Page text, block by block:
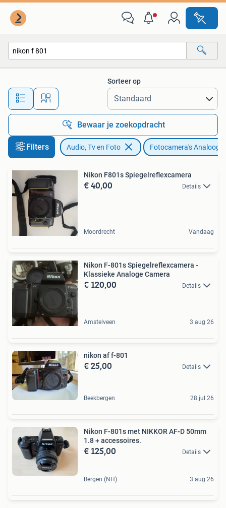
Alle afstanden…
Sorteer op
Bewaar je zoekopdracht
Filters Audio, Tv en Foto Fotocamera's Analoog
Nikon F801s Spiegelreflexcamera
€ 40,00 Details
Moordrecht Vandaag
Nikon F-801s Spiegelreflexcamera -
Klassieke Analoge Camera
€ 120,00 Details
Amstelveen 3 aug 26
nikon af f-801
€ 25,00 Details
Beekbergen 28 jul 26
Nikon F-801s met NIKKOR AF-D 50mm
1.8 + accessoires.
€ 125,00 Details
Bergen (NH) 3 aug 26